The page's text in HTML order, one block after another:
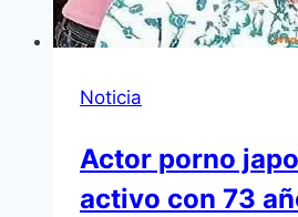
Noticia
Actor porno
activo con 73